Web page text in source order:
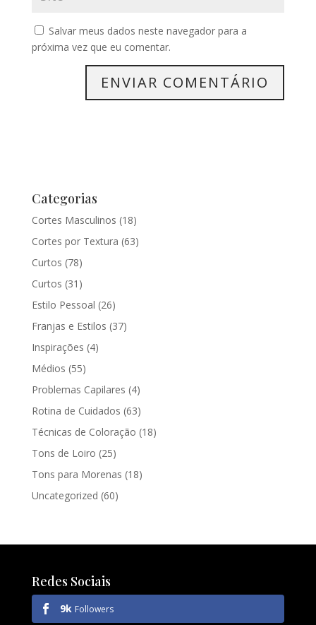
Salvar meus dados neste navegador para a
próxima vez que eu comentar.
Categorias
Cortes Masculinos (18)
Cortes por Textura (63)
Curtos (78)
Curtos (31)
Estilo Pessoal (26)
Franjas e Estilos (37)
Inspirações (4)
Médios (55)
Problemas Capilares (4)
Rotina de Cuidados (63)
Técnicas de Coloração (18)
Tons de Loiro (25)
Tons para Morenas (18)
Uncategorized (60)
Redes Sociais
9k Followers